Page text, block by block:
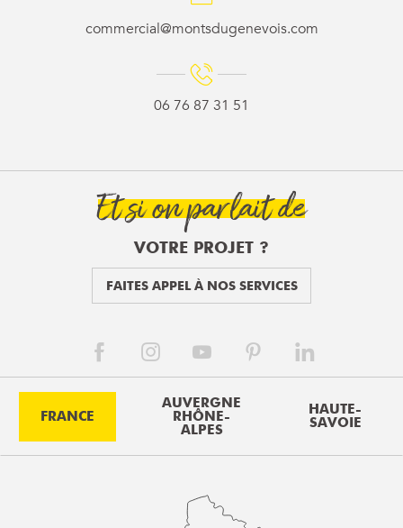
commercial@montsdugenevois.com
06 76 87 31 51
Et si on parlait de
VOTRE PROJET ?
FAITES APPEL À NOS SERVICES
FRANCE
AUVERGNE
RHÔNE-
ALPES
HAUTE-
SAVOIE